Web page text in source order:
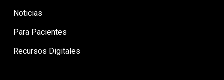
Noticias
Para Pacientes
Recursos Digitales